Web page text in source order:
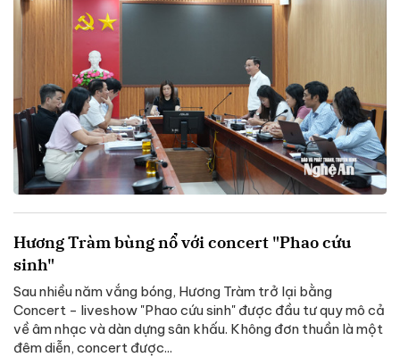
Hương Tràm bùng nổ với concert "Phao cứu
sinh"
Sau nhiều năm vắng bóng, Hương Tràm trở lại bằng
Concert - liveshow "Phao cứu sinh" được đầu tư quy mô cả
về âm nhạc và dàn dựng sân khấu. Không đơn thuần là một
đêm diễn, concert được...